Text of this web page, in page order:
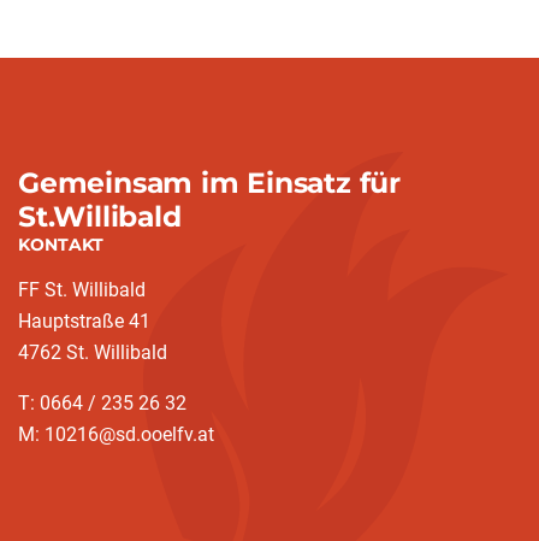
Gemeinsam im Einsatz für
St.Willibald
KONTAKT
FF St. Willibald
Hauptstraße 41
4762 St. Willibald
T: 0664 / 235 26 32
M: 10216@sd.ooelfv.at